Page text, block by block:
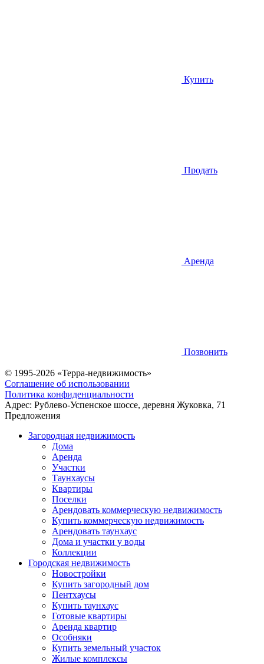
Купить
Продать
Аренда
Позвонить
© 1995-2026 «Терра-недвижимость»
Соглашение об использовании
Политика конфиденциальности
Адрес: Рублево-Успенское шоссе, деревня Жуковка, 71
Предложения
Загородная недвижимость
Дома
Аренда
Участки
Таунхаусы
Квартиры
Поселки
Арендовать коммерческую недвижимость
Купить коммерческую недвижимость
Арендовать таунхаус
Дома и участки у воды
Коллекции
Городская недвижимость
Новостройки
Купить загородный дом
Пентхаусы
Купить таунхаус
Готовые квартиры
Аренда квартир
Особняки
Купить земельный участок
Жилые комплексы